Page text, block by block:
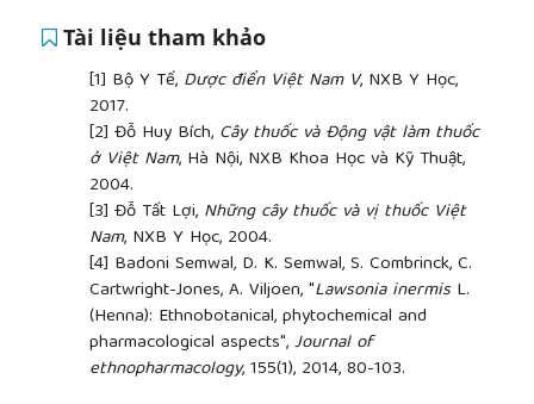
Tài liệu tham khảo
[1] Bộ Y Tế, Dược điển Việt Nam V, NXB Y Học,
2017.
[2] Đỗ Huy Bích, Cây thuốc và Động vật làm thuốc
ở Việt Nam, Hà Nội, NXB Khoa Học và Kỹ Thuật,
2004.
[3] Đỗ Tất Lợi, Những cây thuốc và vị thuốc Việt
Nam, NXB Y Học, 2004.
[4] Badoni Semwal, D. K. Semwal, S. Combrinck, C.
Cartwright-Jones, A. Viljoen, "Lawsonia inermisL.
(Henna): Ethnobotanical, phytochemical and
pharmacological aspects",Journal of
ethnopharmacology, 155(1), 2014, 80-103.